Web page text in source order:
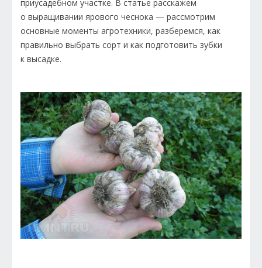
приусадебном участке. В статье расскажем
о выращивании ярового чеснока — рассмотрим
основные моменты агротехники, разберемся, как
правильно выбрать сорт и как подготовить зубки
к высадке.